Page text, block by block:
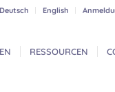
Deutsch English
RESSOURCEN